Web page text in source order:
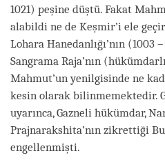
1021) peşine düştü. Fakat
alabildi ne de Keşmir’i ele
Lohara Hanedanlığı’nın (1003
Sangrama Raja’nın
Mahmut’un yenilgisinde ne
kesin olarak bilinmemektedir.
uyarınca, Gazneli hükümdar,
Prajnarakshita’nın zikrettiği
engellenmişti.